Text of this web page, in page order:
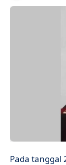
Pada tanggal 23 Mei 1965, seorang jenderal senior